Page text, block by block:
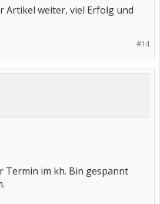
Artikel weiter, viel Erfolg und
#14
Termin im kh. Bin gespannt